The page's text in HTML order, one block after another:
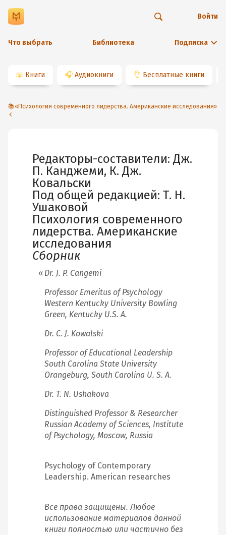
Что выбрать Библиотека Подписка
Войти
📖 Книги 🎧 Аудиокниги 👌 Бесплатные книги
📚«Психология современного лидерства. Американские исследования»
Редакторы-составители: Дж.
П. Канджеми, К. Дж.
Ковальски
Под общей редакцией: Т. Н.
Ушаковой
Психология современного
лидерства. Американские
исследования
Сборник
Dr. J. P. Cangemi
Professor Emeritus of Psychology
Western Kentucky University Bowling
Green, Kentucky U.S. A.
Dr. С. J. Kowalski
Professor of Educational Leadership
South Carolina State University
Orangeburg, South Carolina U. S. A.
Dr. T. N. Ushakova
Distinguished Professor & Researcher
Russian Academy of Sciences, Institute
of Psychology, Moscow, Russia
Psychology of Contemporary
Leadership. American researches
Все права защищены. Любое
использование материалов данной
книги полностью или частично без